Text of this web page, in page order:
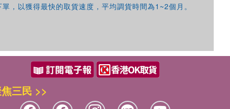
，以獲得最快的取貨速度，平均調貨時間為1~2個月。
三民 >>